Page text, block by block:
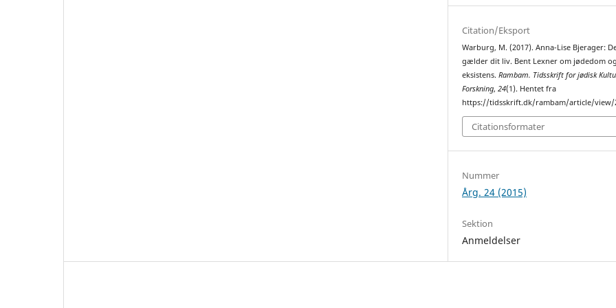
Citation/Eksport
Warburg, M. (2017). Anna-Lise Bjerager:
gælder dit liv. Bent Lexner om jødedom og
eksistens.Rambam. Tidsskrift for jødisk
Forskning,24(1). Hentet fra
https://tidsskrift.dk/rambam/article/view/
Citationsformater
Nummer
Årg. 24 (2015)
Sektion
Anmeldelser